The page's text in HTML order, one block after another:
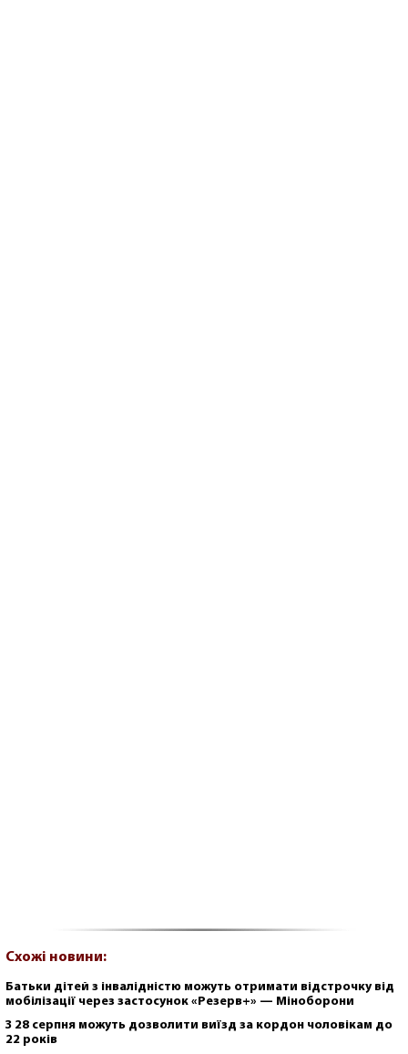
Схожі новини:
Батьки дітей з інвалідністю можуть отримати відстрочку від
мобілізації через застосунок «Резерв+» — Міноборони
З 28 серпня можуть дозволити виїзд за кордон чоловікам до
22 років